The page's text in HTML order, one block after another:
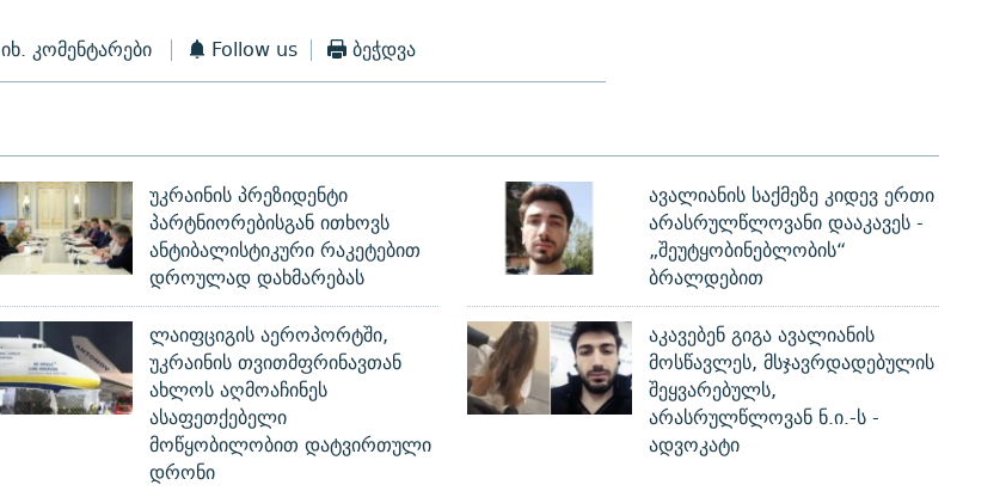
იხ. კომენტარები Follow us ბეჭდვა
უკრაინის პრეზიდენტი
პარტნიორებისგან ითხოვს
ანტიბალისტიკური რაკეტებით
დროულად დახმარებას
ავალიანის საქმეზე კიდევ ერთი
არასრულწლოვანი დააკავეს -
„შეუტყობინებლობის“
ბრალდებით
ლაიფციგის აეროპორტში,
უკრაინის თვითმფრინავთან
ახლოს აღმოაჩინეს
ასაფეთქებელი
მოწყობილობით დატვირთული
დრონი
აკავებენ გიგა ავალიანის
მოსწავლეს, მსჯავრდადებულის
შეყვარებულს,
არასრულწლოვან ნ.ი.-ს -
ადვოკატი